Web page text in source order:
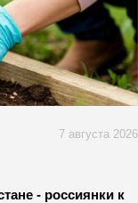
7 августа 2026
- россиянки к